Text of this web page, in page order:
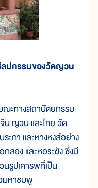
ปกรรมของวัดญวน
ทางสถาปัตยกรรม
น ญวน และไทย วัด
ะกา และหางหงส์อย่าง
ลอง และหอระฆัง ซึ่งมี
รูปเคารพที่เป็น
หาชมพู